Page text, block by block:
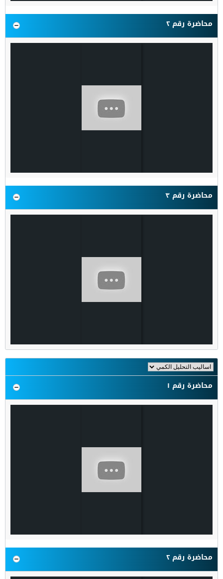
محاضرة رقم ٢
محاضرة رقم ٣
محاضرة رقم ١
محاضرة رقم ٢